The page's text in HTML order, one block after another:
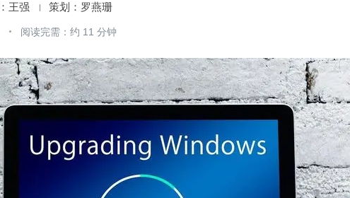
王强 罗燕珊
阅读完需：约 11 分钟